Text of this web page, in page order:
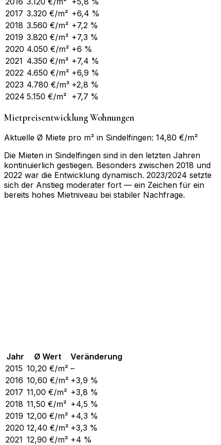
2017 3.320 €/m² +6,4 %
2018 3.560 €/m² +7,2 %
2019 3.820 €/m² +7,3 %
2020 4.050 €/m² +6 %
2021 4.350 €/m² +7,4 %
2022 4.650 €/m² +6,9 %
2023 4.780 €/m² +2,8 %
2024 5.150 €/m² +7,7 %
Mietpreisentwicklung Wohnungen
Aktuelle Ø Miete pro m² in Sindelfingen: 14,80 €/m²
Die Mieten in Sindelfingen sind in den letzten Jahren
kontinuierlich gestiegen. Besonders zwischen 2018 und
2022 war die Entwicklung dynamisch. 2023/2024 setzte
sich der Anstieg moderater fort — ein Zeichen für ein
bereits hohes Mietniveau bei stabiler Nachfrage.
Jahr Ø Wert
Veränderung
2015 10,20 €/m² –
2016 10,60 €/m² +3,9 %
2017 11,00 €/m² +3,8 %
2018 11,50 €/m² +4,5 %
2019 12,00 €/m² +4,3 %
2020 12,40 €/m² +3,3 %
2021 12,90 €/m² +4 %